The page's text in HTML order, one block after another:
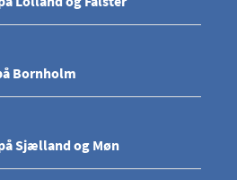
Bornholm
Sjælland og Møn